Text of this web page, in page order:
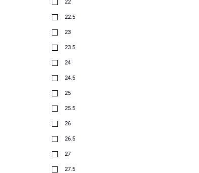
22
22.5
23
23.5
24
24.5
25
25.5
26
26.5
27
27.5